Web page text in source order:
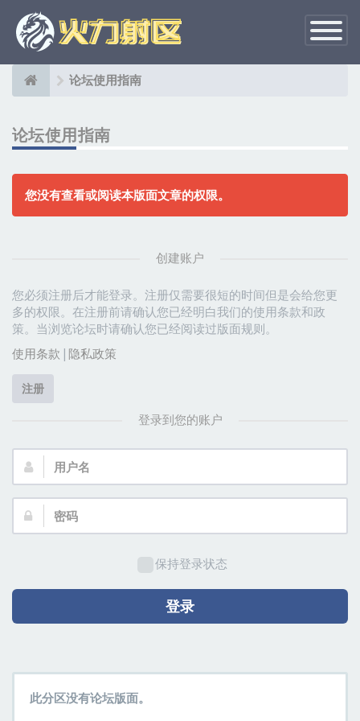
切
换
导
论坛使用指南
论坛使用指南
您没有查看或阅读本版面文章的权限。
创建账户
您必须注册后才能登录。注册仅需要很短的时间但是会给您更
多的权限。在注册前请确认您已经明白我们的使用条款和政
策。当浏览论坛时请确认您已经阅读过版面规则。
使用条款 | 隐私政策
注册
登录到您的账户
户
名：
码：
保持登录状态
登录
此分区没有论坛版面。